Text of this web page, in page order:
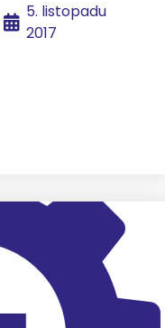
5. listopadu
2017